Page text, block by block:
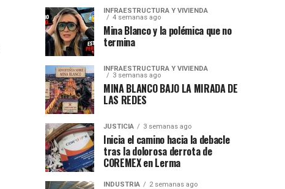
INFRAESTRUCTURA Y VIVIENDA
4 semanas ago
Mina Blanco y la polémica que no
termina
INFRAESTRUCTURA Y VIVIENDA
3 semanas ago
MINA BLANCO BAJO LA MIRADA DE
LAS REDES
JUSTICIA 3 semanas ago
Inicia el camino hacia la debacle
tras la dolorosa derrota de
COREMEX en Lerma
INDUSTRIA 2 semanas ago